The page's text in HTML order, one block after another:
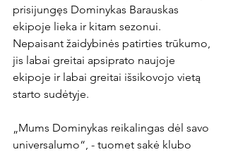
prisijungęs Dominykas Barauskas
ekipoje lieka ir kitam sezonui.
Nepaisant žaidybinės patirties trūkumo,
jis labai greitai apsiprato naujoje
ekipoje ir labai greitai išsikovojo vietą
starto sudėtyje.
„Mums Dominykas reikalingas dėl savo
universalumo“, - tuomet sakė klubo